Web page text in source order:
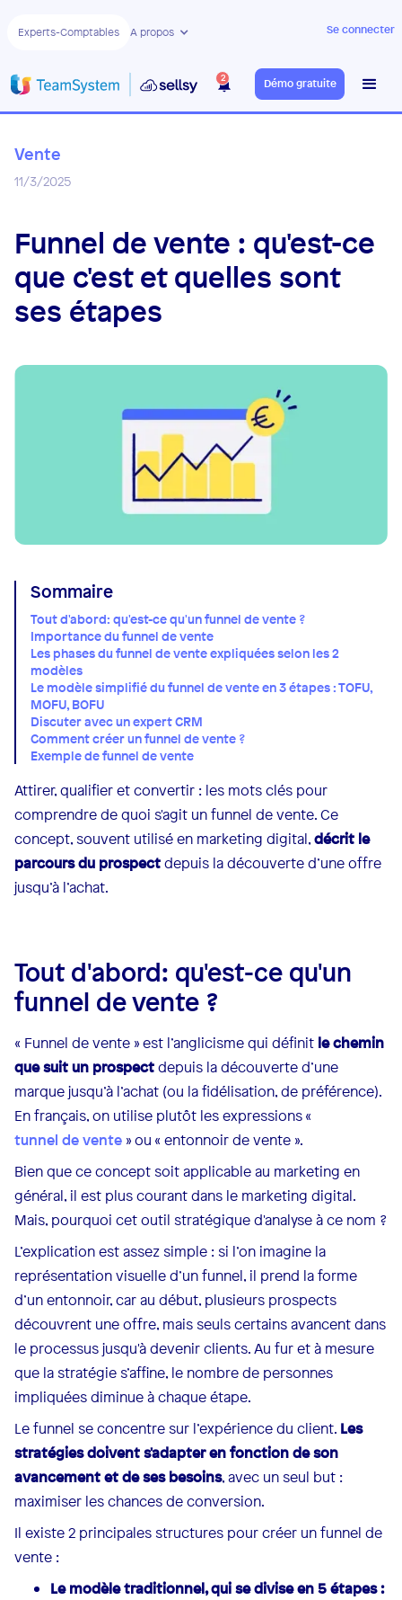
Experts-Comptables A propos Se connecter
2 Démo gratuite
Vente
11/3/2025
Funnel de vente : qu'est-ce
que c'est et quelles sont
ses étapes
Sommaire
Tout d'abord: qu'est-ce qu'un funnel de vente ?
Importance du funnel de vente
Les phases du funnel de vente expliquées selon les 2
modèles
Le modèle simplifié du funnel de vente en 3 étapes : TOFU,
MOFU, BOFU
Discuter avec un expert CRM
Comment créer un funnel de vente ?
Exemple de funnel de vente
Attirer, qualifier et convertir : les mots clés pour
comprendre de quoi s'agit un funnel de vente. Ce
concept, souvent utilisé en marketing digital,décrit le
parcours du prospectdepuis la découverte d’une offre
jusqu’à l’achat.
Tout d'abord: qu'est-ce qu'un
funnel de vente ?
« Funnel de vente » est l’anglicisme qui définit le chemin
que suit un prospectdepuis la découverte d’une
marque jusqu’à l’achat (ou la fidélisation, de préférence).
En français, on utilise plutôt les expressions «
tunnel de vente » ou « entonnoir de vente ».
Bien que ce concept soit applicable au marketing en
général, il est plus courant dans le marketing digital.
Mais, pourquoi cet outil stratégique d'analyse à ce nom ?
L’explication est assez simple : si l’on imagine la
représentation visuelle d’un funnel, il prend la forme
d’un entonnoir, car au début, plusieurs prospects
découvrent une offre, mais seuls certains avancent dans
le processus jusqu'à devenir clients. Au fur et à mesure
que la stratégie s’affine, le nombre de personnes
impliquées diminue à chaque étape.
Le funnel se concentre sur l’expérience du client. Les
stratégies doivent s'adapter en fonction de son
avancement et de ses besoins, avec un seul but :
maximiser les chances de conversion.
Il existe 2 principales structures pour créer un funnel de
vente :
Le modèle traditionnel, qui se divise en 5 étapes :